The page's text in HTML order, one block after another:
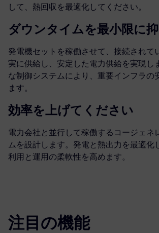
して、熱回収を最適化してください。
ダウンタイムを最小限に
発電機セットを稼働させて、接続されて
実に供給し、安定した電力供給を実現し
な制御システムにより、重要インフラの
ます。
効率を上げてください
電力会社と並行して稼働するコージェネ
ムを設計します。発電と熱出力を最適化
利用と運用の柔軟性を高めます。
注目の機能